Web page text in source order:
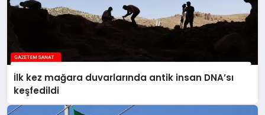
İlk kez mağara duvarlarında antik insan DNA’sı
keşfedildi